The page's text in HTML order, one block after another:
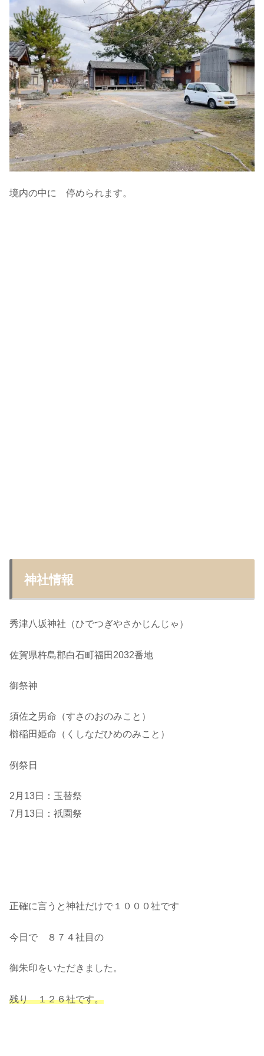
境内の中に 停められます。
神社情報
秀津八坂神社（ひでつぎやさかじんじゃ）
佐賀県杵島郡白石町福田2032番地
御祭神
須佐之男命（すさのおのみこと）
櫛稲田姫命（くしなだひめのみこと）
例祭日
2月13日：玉替祭
7月13日：祇園祭
正確に言うと神社だけで１０００社です
今日で ８７４社目の
御朱印をいただきました。
残り １２６社です。